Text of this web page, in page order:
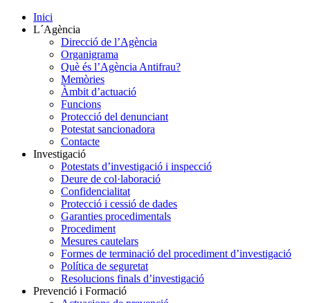
Inici
L´Agència
Direcció de l’Agència
Organigrama
Què és l’Agència Antifrau?
Memòries
Àmbit d’actuació
Funcions
Protecció del denunciant
Potestat sancionadora
Contacte
Investigació
Potestats d’investigació i inspecció
Deure de col·laboració
Confidencialitat
Protecció i cessió de dades
Garanties procedimentals
Procediment
Mesures cautelars
Formes de terminació del procediment d’investigació
Política de seguretat
Resolucions finals d’investigació
Prevenció i Formació